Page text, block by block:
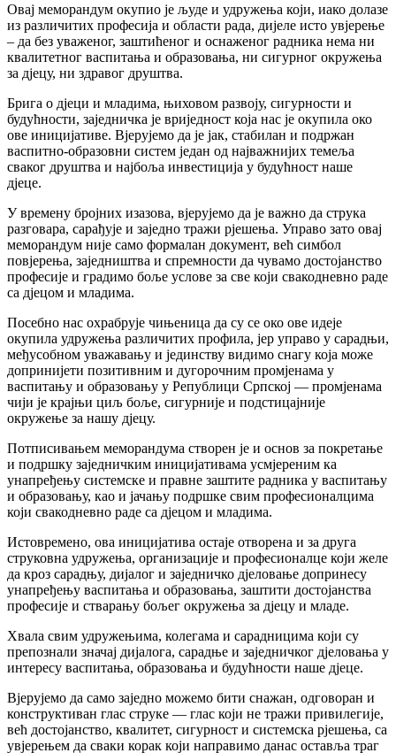
Овај меморандум окупио је људе и удружења који, иако долазе
из различитих професија и области рада, дијеле исто увјерење
– да без уваженог, заштићеног и оснаженог радника нема ни
квалитетног васпитања и образовања, ни сигурног окружења
за дјецу, ни здравог друштва.
Брига о дјеци и младима, њиховом развоју, сигурности и
будућности, заједничка је вриједност која нас је окупила око
ове иницијативе. Вјерујемо да је јак, стабилан и подржан
васпитно-образовни систем један од најважнијих темеља
сваког друштва и најбоља инвестиција у будућност наше
дјеце.
У времену бројних изазова, вјерујемо да је важно да струка
разговара, сарађује и заједно тражи рјешења. Управо зато овај
меморандум није само формалан документ, већ симбол
повјерења, заједништва и спремности да чувамо достојанство
професије и градимо боље услове за све који свакодневно раде
са дјецом и младима.
Посебно нас охрабрује чињеница да су се око ове идеје
окупила удружења различитих профила, јер управо у сарадњи,
међусобном уважавању и јединству видимо снагу која може
допринијети позитивним и дугорочним промјенама у
васпитању и образовању у Републици Српској — промјенама
чији је крајњи циљ боље, сигурније и подстицајније
окружење за нашу дјецу.
Потписивањем меморандума створен је и основ за покретање
и подршку заједничким иницијативама усмјереним ка
унапређењу системске и правне заштите радника у васпитању
и образовању, као и јачању подршке свим професионалцима
који свакодневно раде са дјецом и младима.
Истовремено, ова иницијатива остаје отворена и за друга
струковна удружења, организације и професионалце који желе
да кроз сарадњу, дијалог и заједничко дјеловање допринесу
унапређењу васпитања и образовања, заштити достојанства
професије и стварању бољег окружења за дјецу и младе.
Хвала свим удружењима, колегама и сарадницима који су
препознали значај дијалога, сарадње и заједничког дјеловања у
интересу васпитања, образовања и будућности наше дјеце.
Вјерујемо да само заједно можемо бити снажан, одговоран и
конструктиван глас струке — глас који не тражи привилегије,
већ достојанство, квалитет, сигурност и системска рјешења, са
увјерењем да сваки корак који направимо данас оставља траг